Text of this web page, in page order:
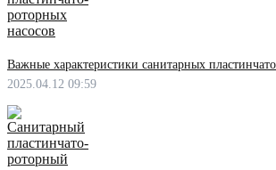
Важные характеристики санитарных
2025.04.12 09:59